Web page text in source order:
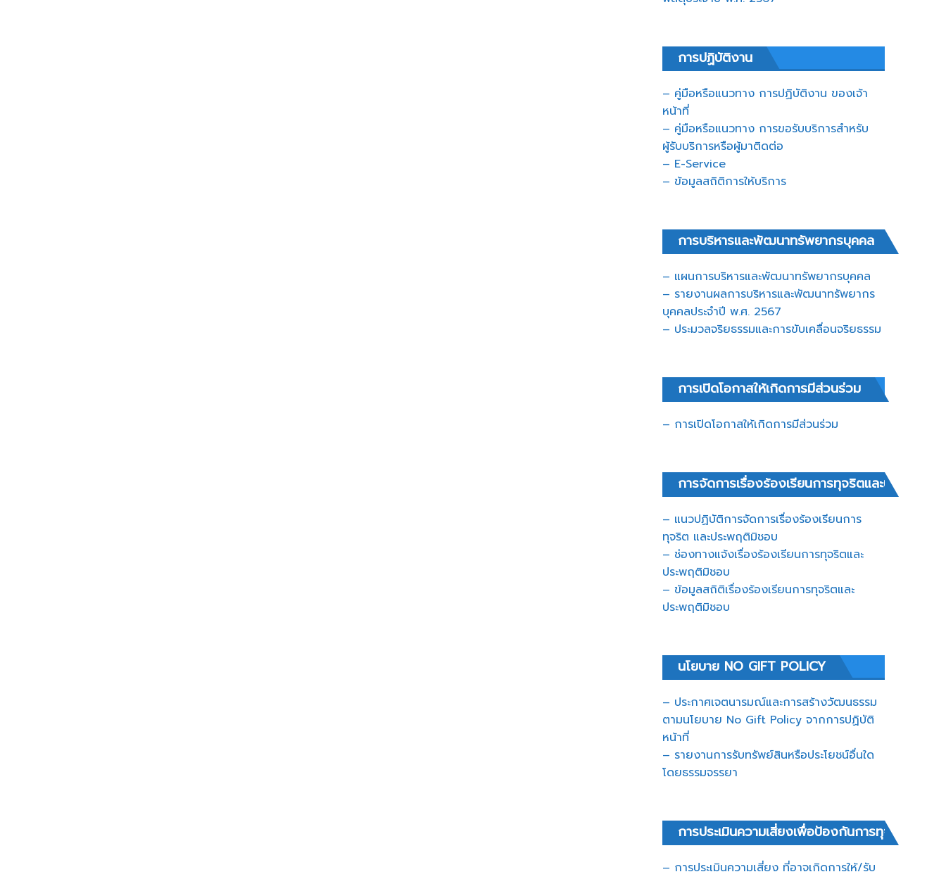
การปฏิบัติงาน
– คู่มือหรือแนวทาง การปฏิบัติงาน ของเจ้า
หน้าที่
– คู่มือหรือแนวทาง การขอรับบริการสำหรับ
ผู้รับบริการหรือผู้มาติดต่อ
– E-Service
– ข้อมูลสถิติการให้บริการ
การบริหารและพัฒนาทรัพยากรบุคคล
– แผนการบริหารและพัฒนาทรัพยากรบุคคล
– รายงานผลการบริหารและพัฒนาทรัพยากร
บุคคลประจำปี พ.ศ. 2567
– ประมวลจริยธรรมและการขับเคลื่อนจริยธรรม
การเปิดโอกาสให้เกิดการมีส่วนร่วม
– การเปิดโอกาสให้เกิดการมีส่วนร่วม
การจัดการเรื่องร้องเรียนการทุจริตและประพฤติมิ
– แนวปฏิบัติการจัดการเรื่องร้องเรียนการ
ทุจริต และประพฤติมิชอบ
– ช่องทางแจ้งเรื่องร้องเรียนการทุจริตและ
ประพฤติมิชอบ
– ข้อมูลสถิติเรื่องร้องเรียนการทุจริตและ
ประพฤติมิชอบ
นโยบาย NO GIFT POLICY
– ประกาศเจตนารมณ์และการสร้างวัฒนธรรม
ตามนโยบาย No Gift Policy จากการปฏิบัติ
หน้าที่
– รายงานการรับทรัพย์สินหรือประโยชน์อื่นใด
โดยธรรมจรรยา
การประเมินความเสี่ยงเพื่อป้องกันการทุจริต
– การประเมินความเสี่ยง ที่อาจเกิดการให้/รับ